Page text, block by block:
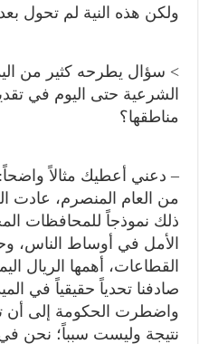
ولكن هذه النية لم تحول
> سؤال يطرحه كثير من
الشرعية حتى اليوم في
مناطقها؟
– دعني أعطيك مثالاً
من العام المنصرم، عادت
ذلك نموذجاً للمحافظات
الأمل في أوساط
القطاعات، أهمها الريال
صادفنا تحدياً حقيقياً في
واضطرت الحكومة إلى أن
نتيجة وليست سبباً؛ نحن